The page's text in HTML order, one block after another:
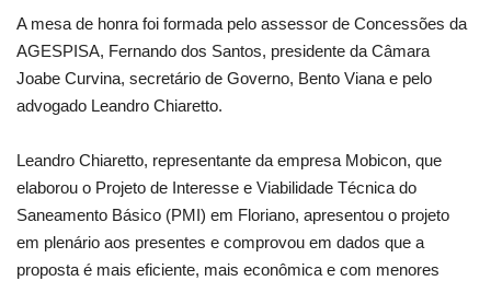
A mesa de honra foi formada pelo assessor de Concessões da
AGESPISA, Fernando dos Santos, presidente da Câmara
Joabe Curvina, secretário de Governo, Bento Viana e pelo
advogado Leandro Chiaretto.
Leandro Chiaretto, representante da empresa Mobicon, que
elaborou o Projeto de Interesse e Viabilidade Técnica do
Saneamento Básico (PMI) em Floriano, apresentou o projeto
em plenário aos presentes e comprovou em dados que a
proposta é mais eficiente, mais econômica e com menores